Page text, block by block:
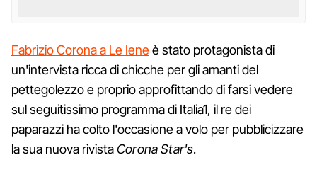
Fabrizio Corona a Le Ieneè stato protagonista di
un'intervista ricca di chicche per gli amanti del
pettegolezzo e proprio approfittando di farsi vedere
sul seguitissimo programma di Italia1, il re dei
paparazzi ha colto l'occasione a volo per pubblicizzare
la sua nuova rivistaCorona Star's.